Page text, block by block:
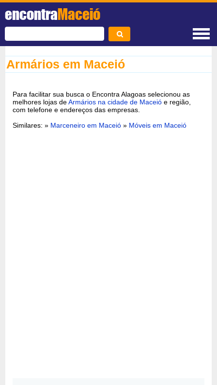
encontraMaceió
Armários em Maceió
Para facilitar sua busca o Encontra Alagoas selecionou as
melhores lojas deArmários na cidade de Maceió e região,
com telefone e endereços das empresas.
Similares: » Marceneiro em Maceió » Móveis em Maceió